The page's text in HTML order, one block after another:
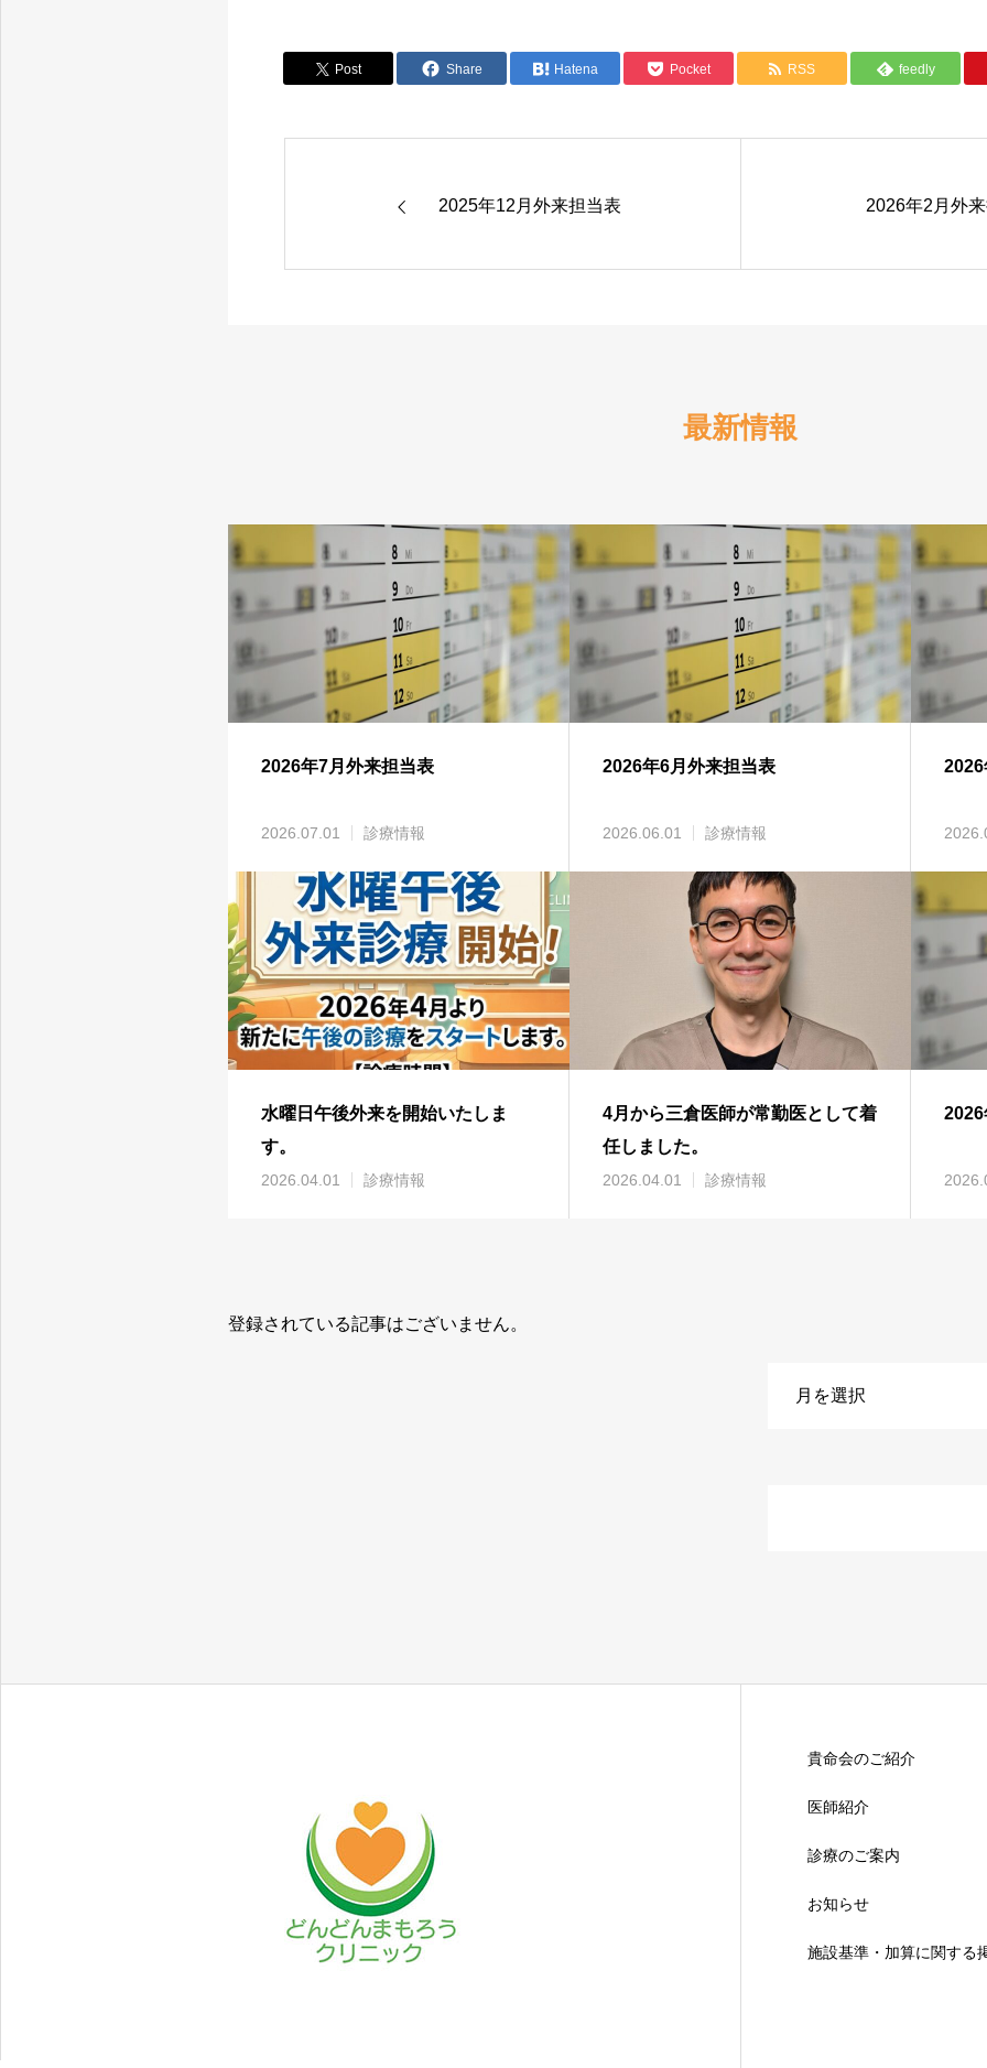
Post Share Hatena Pocket RSS feedly
2025年12月外来担当表 2026年2月外
最新情報
2026年7月外来担当表
2026.07.01 診療情報
2026年6月外来担当表
2026.06.01 診療情報
2026
水曜日午後外来を開始いたしま
す。
2026.04.01 診療情報
4月から三倉医師が常勤医として着
任しました。
2026.04.01 診療情報
2026
登録されている記事はございません。
貴命会のご紹介
医師紹介
診療のご案内
お知らせ
施設基準・加算に関する